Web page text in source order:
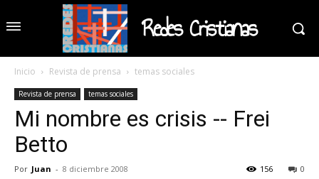
Redes Cristianas
Inicio Revista de prensa temas sociales
Revista de prensa temas sociales
Mi nombre es crisis -- Frei
Betto
Por Juan - 8 diciembre 2008 0
156